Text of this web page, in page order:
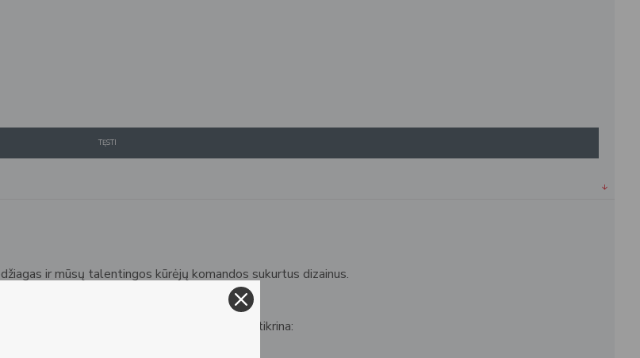
TĘSTI
ir mūsų talentingos kūrėjų komandos sukurtus dizainus.
ir galerijos visame pasaulyje. Tai užtikrina: